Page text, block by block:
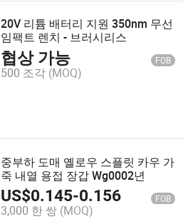
20V 리튬 배터리 지원 350nm 무선
임팩트 렌치 - 브러시리스
협상 가능 FOB
500 조각 (MOQ)
중부하 도매 옐로우 스플릿 카우 가
죽 내열 용접 장갑 Wg0002년
US$0.145-0.156 FOB
3,000 한 쌍 (MOQ)